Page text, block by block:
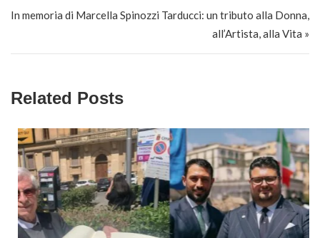
In memoria di Marcella Spinozzi Tarducci: un tributo alla Donna,
all’Artista, alla Vita »
Related Posts